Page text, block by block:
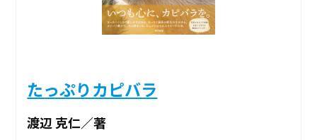
たっぷりカピバラ
渡辺 克仁／著